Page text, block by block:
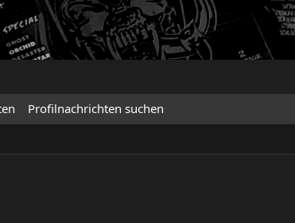
Profilnachrichten suchen